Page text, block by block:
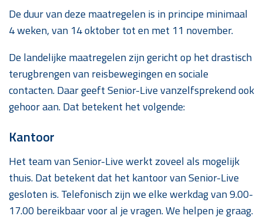
De duur van deze maatregelen is in principe minimaal
4 weken, van 14 oktober tot en met 11 november.
De landelijke maatregelen zijn gericht op het drastisch
terugbrengen van reisbewegingen en sociale
contacten. Daar geeft Senior-Live vanzelfsprekend ook
gehoor aan. Dat betekent het volgende:
Kantoor
Het team van Senior-Live werkt zoveel als mogelijk
thuis. Dat betekent dat het kantoor van Senior-Live
gesloten is. Telefonisch zijn we elke werkdag van 9.00-
17.00 bereikbaar voor al je vragen. We helpen je graag.